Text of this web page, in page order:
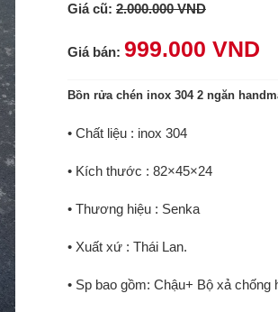
Giá cũ: 2.000.000 VND
Giá bán: 999.000 VND
Bồn rửa chén inox 304 2 ngăn
• Chất liệu : inox 304
• Kích thước : 82×45×24
• Thương hiệu : Senka
• Xuất xứ : Thái Lan.
• Sp bao gồm: Chậu+ Bộ xả